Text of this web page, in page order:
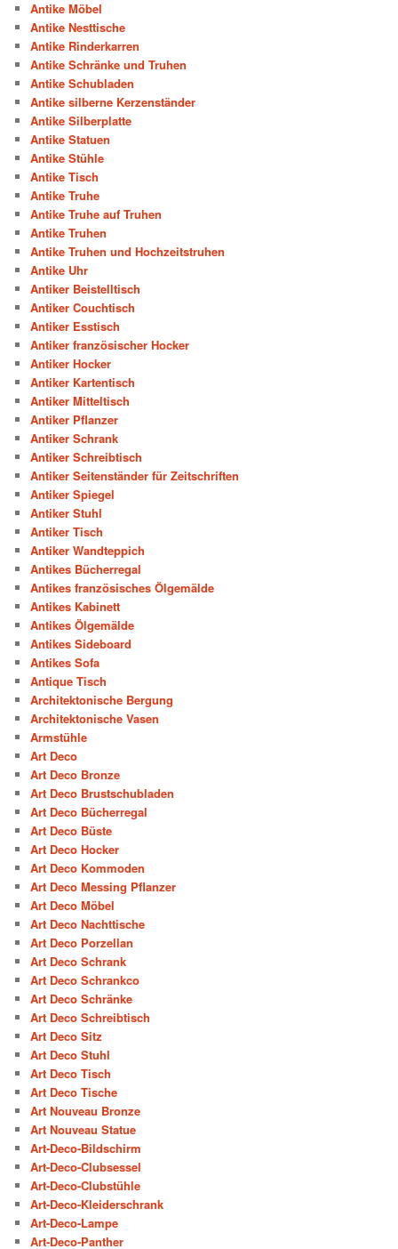
Antike Möbel
Antike Nesttische
Antike Rinderkarren
Antike Schränke und Truhen
Antike Schubladen
Antike silberne Kerzenständer
Antike Silberplatte
Antike Statuen
Antike Stühle
Antike Tisch
Antike Truhe
Antike Truhe auf Truhen
Antike Truhen
Antike Truhen und Hochzeitstruhen
Antike Uhr
Antiker Beistelltisch
Antiker Couchtisch
Antiker Esstisch
Antiker französischer Hocker
Antiker Hocker
Antiker Kartentisch
Antiker Mitteltisch
Antiker Pflanzer
Antiker Schrank
Antiker Schreibtisch
Antiker Seitenständer für Zeitschriften
Antiker Spiegel
Antiker Stuhl
Antiker Tisch
Antiker Wandteppich
Antikes Bücherregal
Antikes französisches Ölgemälde
Antikes Kabinett
Antikes Ölgemälde
Antikes Sideboard
Antikes Sofa
Antique Tisch
Architektonische Bergung
Architektonische Vasen
Armstühle
Art Deco
Art Deco Bronze
Art Deco Brustschubladen
Art Deco Bücherregal
Art Deco Büste
Art Deco Hocker
Art Deco Kommoden
Art Deco Messing Pflanzer
Art Deco Möbel
Art Deco Nachttische
Art Deco Porzellan
Art Deco Schrank
Art Deco Schrankco
Art Deco Schränke
Art Deco Schreibtisch
Art Deco Sitz
Art Deco Stuhl
Art Deco Tisch
Art Deco Tische
Art Nouveau Bronze
Art Nouveau Statue
Art-Deco-Bildschirm
Art-Deco-Clubsessel
Art-Deco-Clubstühle
Art-Deco-Kleiderschrank
Art-Deco-Lampe
Art-Deco-Panther